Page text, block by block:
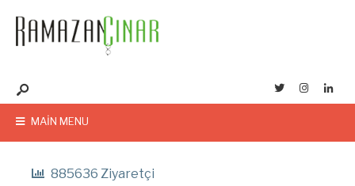
MAIN MENU
885636 Ziyaretçi